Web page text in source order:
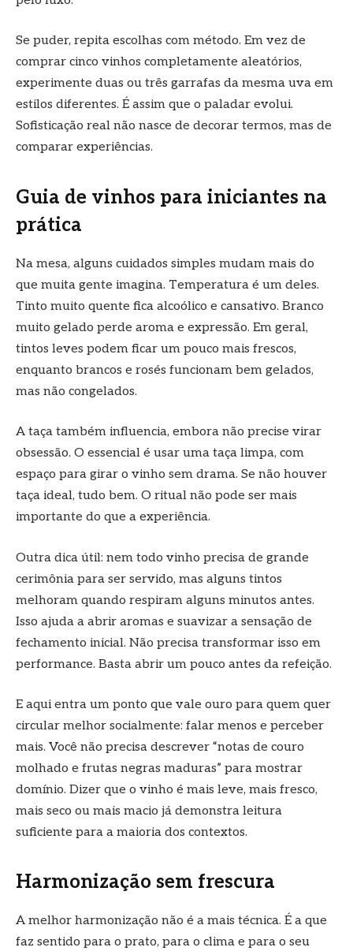
Se puder, repita escolhas com método. Em vez de
comprar cinco vinhos completamente aleatórios,
experimente duas ou três garrafas da mesma uva em
estilos diferentes. É assim que o paladar evolui.
Sofisticação real não nasce de decorar termos, mas de
comparar experiências.
Guia de vinhos para iniciantes na
prática
Na mesa, alguns cuidados simples mudam mais do
que muita gente imagina. Temperatura é um deles.
Tinto muito quente fica alcoólico e cansativo. Branco
muito gelado perde aroma e expressão. Em geral,
tintos leves podem ficar um pouco mais frescos,
enquanto brancos e rosés funcionam bem gelados,
mas não congelados.
A taça também influencia, embora não precise virar
obsessão. O essencial é usar uma taça limpa, com
espaço para girar o vinho sem drama. Se não houver
taça ideal, tudo bem. O ritual não pode ser mais
importante do que a experiência.
Outra dica útil: nem todo vinho precisa de grande
cerimônia para ser servido, mas alguns tintos
melhoram quando respiram alguns minutos antes.
Isso ajuda a abrir aromas e suavizar a sensação de
fechamento inicial. Não precisa transformar isso em
performance. Basta abrir um pouco antes da refeição.
E aqui entra um ponto que vale ouro para quem quer
circular melhor socialmente: falar menos e perceber
mais. Você não precisa descrever “notas de couro
molhado e frutas negras maduras” para mostrar
domínio. Dizer que o vinho é mais leve, mais fresco,
mais seco ou mais macio já demonstra leitura
suficiente para a maioria dos contextos.
Harmonização sem frescura
A melhor harmonização não é a mais técnica. É a que
faz sentido para o prato, para o clima e para o seu